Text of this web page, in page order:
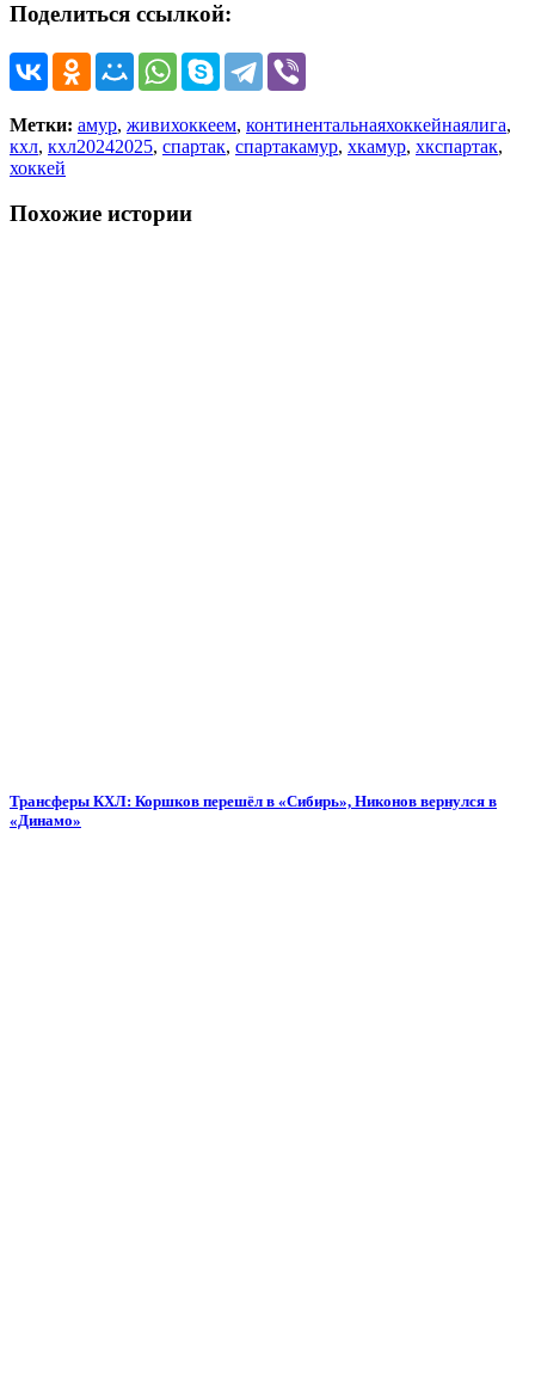
Поделиться ссылкой:
Метки: амур, живихоккеем, континентальнаяхоккейнаялига,
кхл, кхл20242025, спартак, спартакамур, хкамур, хкспартак,
хоккей
Похожие истории
Трансферы КХЛ: Коршков перешёл в «Сибирь», Никонов вернулся в
«Динамо»